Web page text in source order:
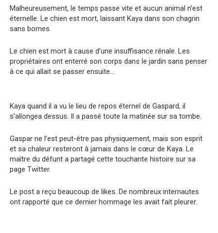
Malheureusement, le temps passe vite et aucun animal n’est
éternelle. Le chien est mort, laissant Kaya dans son chagrin
sans bornes.
Le chien est mort à cause d’une insuffisance rénale. Les
propriétaires ont enterré son corps dans le jardin sans penser
à ce qui allait se passer ensuite…
Kaya quand il a vu le lieu de repos éternel de Gaspard, il
s’allongea dessus. Il a passé toute la matinée sur sa tombe.
Gaspar ne l’est peut-être pas physiquement, mais son esprit
et sa chaleur resteront à jamais dans le cœur de Kaya. Le
maître du défunt a partagé cette touchante histoire sur sa
page Twitter.
Le post a reçu beaucoup de likes. De nombreux internautes
ont rapporté que ce dernier hommage les avait fait pleurer.